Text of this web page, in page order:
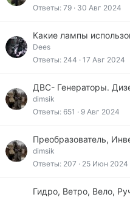
Ответы 79 30 Авг 2024
Какие лампы
Dees
Ответы 244 17 Авг 2024
ДВС- Генераторы.
dimsik
Ответы 651 9 Авг 2024
Преобразователь,
dimsik
Ответы 207 25 Июн 2024
Гидро, Ветро, Вело,